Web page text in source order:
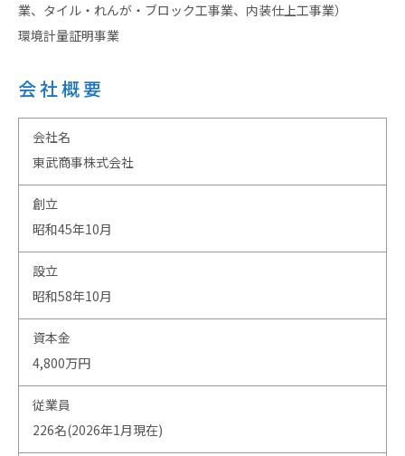
業、タイル・れんが・ブロック工事業、内装仕上工事業）
環境計量証明事業
会社概要
会社名
東武商事株式会社
創立
昭和45年10月
設立
昭和58年10月
資本金
4,800万円
従業員
226名(2026年1月現在)